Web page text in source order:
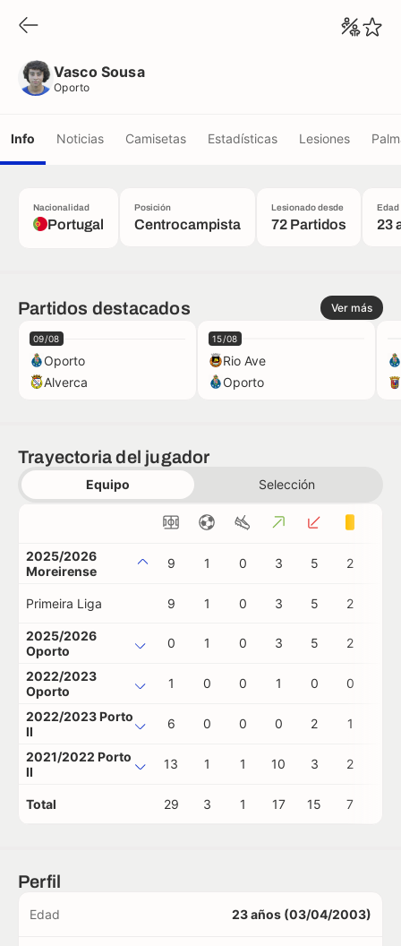
Vasco Sousa
Oporto
Info Noticias Camisetas Estadísticas Lesiones
Nacionalidad
Portugal
Posición
Centrocampista
Lesionado desde
72 Partidos
Edad
23
Partidos destacados Ver más
09/08
Oporto
Alverca
15/08
Rio Ave
Oporto
Trayectoria del jugador
Equipo Selección
2025/2026
Moreirense
9 1 0 3 5 2
Primeira Liga 9 1 0 3 5 2
2025/2026
Oporto
0 1 0 3 5 2
2022/2023
Oporto
1 0 0 1 0 0
2022/2023 Porto
II
6 0 0 0 2 1
2021/2022 Porto
II
13 1 1 10 3 2
Total 29 3 1 17 15 7
Perfil
Edad 23 años (03/04/2003)